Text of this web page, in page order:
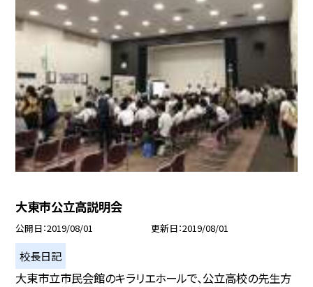
大東市公立高説明会
公開日 2019/08/01 更新日 2019/08/01
校長日記
大東市立市民会館のキラリエホールで、公立高校の先生方